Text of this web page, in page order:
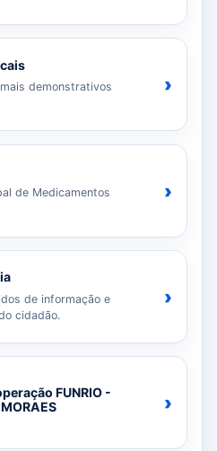
demonstrativos
›
de Medicamentos
›
de informação e
cidadão.
›
FUNRIO -
›